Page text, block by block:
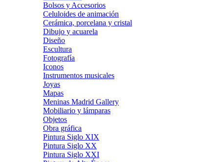
Bolsos y Accesorios
Celuloides de animación
Cerámica, porcelana y cristal
Dibujo y acuarela
Diseño
Escultura
Fotografía
Iconos
Instrumentos musicales
Joyas
Mapas
Meninas Madrid Gallery
Mobiliario y lámparas
Objetos
Obra gráfica
Pintura Siglo XIX
Pintura Siglo XX
Pintura Siglo XXI